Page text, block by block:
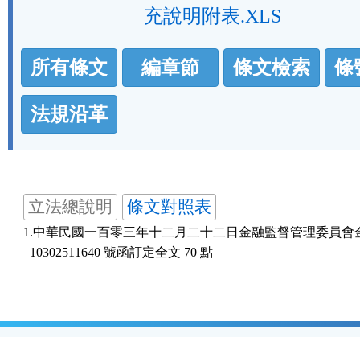
充說明附表.XLS
法
規
功
能
按
區
所有條文 編章節 條文檢索 條
法規沿革
立法總說明 條文對照表
1.中華民國一百零三年十二月二十二日金融監督管理委員會
  10302511640 號函訂定全文 70 點